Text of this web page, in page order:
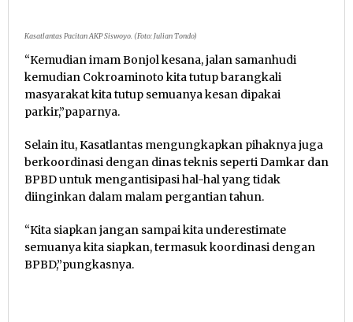
Kasatlantas Pacitan AKP Siswoyo. (Foto: Julian Tondo)
“Kemudian imam Bonjol kesana, jalan samanhudi
kemudian Cokroaminoto kita tutup barangkali
masyarakat kita tutup semuanya kesan dipakai
parkir,”paparnya.
Selain itu, Kasatlantas mengungkapkan pihaknya juga
berkoordinasi dengan dinas teknis seperti Damkar dan
BPBD untuk mengantisipasi hal-hal yang tidak
diinginkan dalam malam pergantian tahun.
“Kita siapkan jangan sampai kita underestimate
semuanya kita siapkan, termasuk koordinasi dengan
BPBD,”pungkasnya.